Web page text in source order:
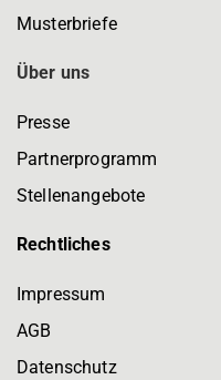
Musterbriefe
Über uns
Presse
Partnerprogramm
Stellenangebote
Rechtliches
Impressum
AGB
Datenschutz